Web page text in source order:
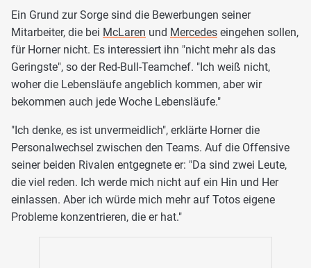
Ein Grund zur Sorge sind die Bewerbungen seiner
Mitarbeiter, die bei McLaren und Mercedes eingehen sollen,
für Horner nicht. Es interessiert ihn "nicht mehr als das
Geringste", so der Red-Bull-Teamchef. "Ich weiß nicht,
woher die Lebensläufe angeblich kommen, aber wir
bekommen auch jede Woche Lebensläufe."
"Ich denke, es ist unvermeidlich", erklärte Horner die
Personalwechsel zwischen den Teams. Auf die Offensive
seiner beiden Rivalen entgegnete er: "Da sind zwei Leute,
die viel reden. Ich werde mich nicht auf ein Hin und Her
einlassen. Aber ich würde mich mehr auf Totos eigene
Probleme konzentrieren, die er hat."